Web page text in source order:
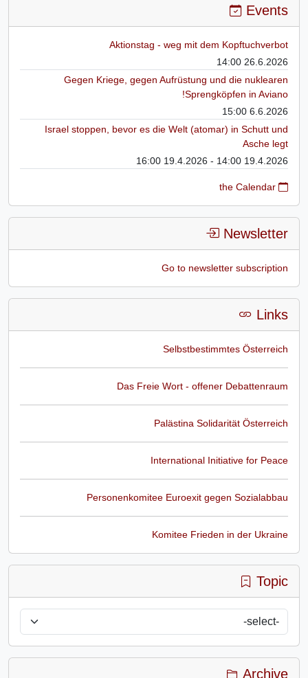
Events
Aktionstag - weg mit dem Kopftuchverbot
26.6.2026 14:00
Gegen Kriege, gegen Aufrüstung und die nuklearen
Sprengköpfen in Aviano!
6.6.2026 15:00
Israel stoppen, bevor es die Welt (atomar) in Schutt und
Asche legt
19.4.2026 14:00 - 19.4.2026 16:00
Newsletter
Go to newsletter subscription
Links
Selbstbestimmtes Österreich
Das Freie Wort - offener Debattenraum
Palästina Solidarität Österreich
International Initiative for Peace
Personenkomitee Euroexit gegen Sozialabbau
Komitee Frieden in der Ukraine
Topic
Archive